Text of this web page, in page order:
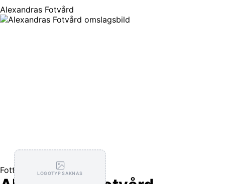
Alexandras Fotvård
LOGOTYP SAKNAS
Fotterapeut